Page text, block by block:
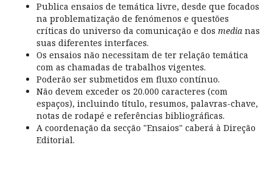
Publica ensaios de temática livre, desde que focados
na problematização de fenómenos e questões
críticas do universo da comunicação e dos medianas
suas diferentes interfaces.
Os ensaios não necessitam de ter relação temática
com as chamadas de trabalhos vigentes.
Poderão ser submetidos em fluxo contínuo.
Não devem exceder os 20.000 caracteres (com
espaços), incluindo título, resumos, palavras-chave,
notas de rodapé e referências bibliográficas.
A coordenação da secção "Ensaios" caberá à Direção
Editorial.